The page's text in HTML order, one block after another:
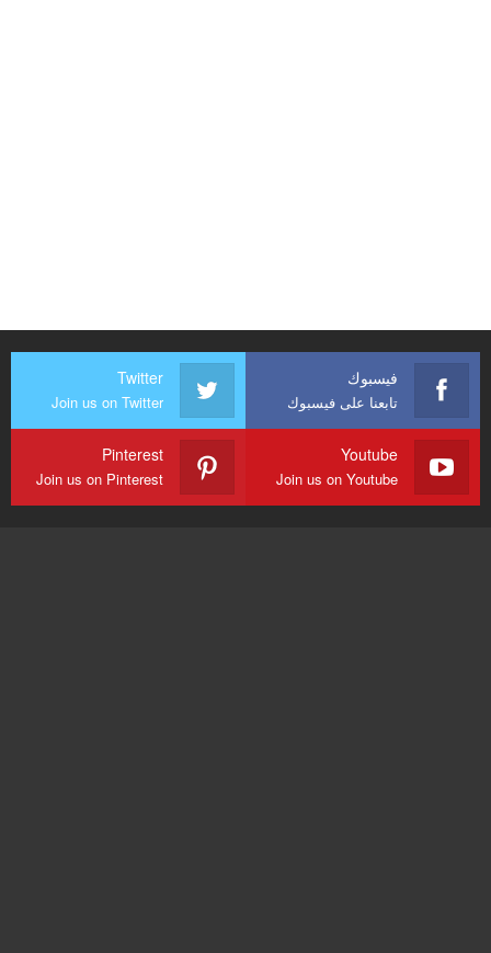
فيسبوك
تابعنا على فيسبوك
Twitter
Join us on Twitter
Youtube
Join us on Youtube
Pinterest
Join us on Pinterest